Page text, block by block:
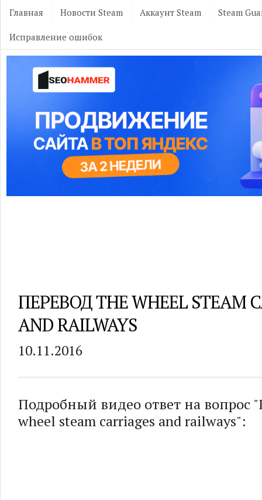
Главная Новости Steam Аккаунт Steam Steam
Исправление ошибок
ПЕРЕВОД THE WHEEL STEAM
AND RAILWAYS
10.11.2016
Подробный видео ответ на вопрос
wheel steam carriages and railways":